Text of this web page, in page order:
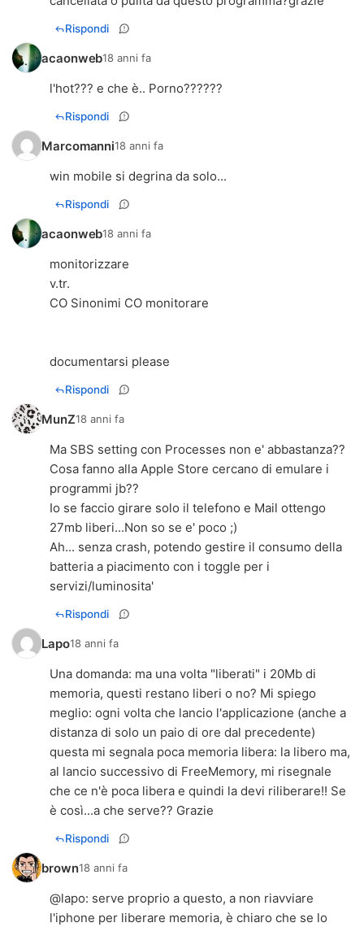
Rispondi
acaonweb18 anni fa
l'hot??? e che è.. Porno??????
Rispondi
Marcomanni18 anni fa
win mobile si degrina da solo...
Rispondi
acaonweb18 anni fa
monitorizzare
v.tr.
CO Sinonimi CO monitorare
documentarsi please
Rispondi
MunZ18 anni fa
Ma SBS setting con Processes non e' abbastanza??
Cosa fanno alla Apple Store cercano di emulare i
programmi jb??
Io se faccio girare solo il telefono e Mail ottengo
27mb liberi...Non so se e' poco ;)
Ah... senza crash, potendo gestire il consumo della
batteria a piacimento con i toggle per i
servizi/luminosita'
Rispondi
Lapo18 anni fa
Una domanda: ma una volta "liberati" i 20Mb di
memoria, questi restano liberi o no? Mi spiego
meglio: ogni volta che lancio l'applicazione (anche a
distanza di solo un paio di ore dal precedente)
questa mi segnala poca memoria libera: la libero ma,
al lancio successivo di FreeMemory, mi risegnale
che ce n'è poca libera e quindi la devi riliberare!! Se
è così...a che serve?? Grazie
Rispondi
brown18 anni fa
@lapo: serve proprio a questo, a non riavviare
l'iphone per liberare memoria, è chiaro che se lo